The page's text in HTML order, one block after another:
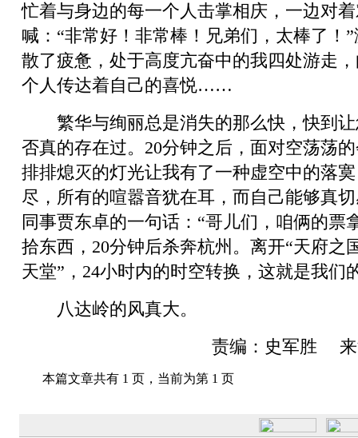
忙着与身边的每一个人击掌相庆，一边对
喊：“非常好！非常棒！兄弟们，太棒了！
散了疲惫，处于高度亢奋中的我四处游走
个人传达着自己的喜悦……
繁华与绚丽总是消失的那么快，快到让
否真的存在过。20分钟之后，面对空荡荡
排排熄灭的灯光让我有了一种虚空中的落
尽，所有的喧嚣音犹在耳，而自己能够真
同事贾东卓的一句话：“哥儿们，咱俩的票
拾东西，20分钟后杀奔杭州。离开“天府之
天堂”，24小时内的时空转换，这就是我们
八达岭的风真大。
责编：史军胜 来
本篇文章共有 1 页，当前为第 1 页